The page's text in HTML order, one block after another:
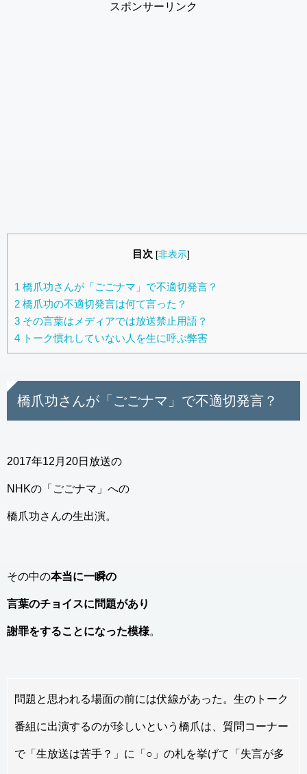
スポンサーリンク
目次 [非表示]
1 橋爪功さんが「ごごナマ」で不適切発言？
2 橋爪功の不適切発言は何て言った？
3 その言葉はメディアでは放送禁止用語？
4 トーク慣れしていない人を生に呼ぶ弊害
橋爪功さんが「ごごナマ」で不適切発言？
2017年12月20日放送の
NHKの「ごごナマ」への
橋爪功さんの生出演。
その中の本当に一瞬の
言葉のチョイスに問題があり
謝罪をすることになった模様。
問題と思われる場面の前には伏線があった。生のトーク
番組に出演するのが珍しいという橋爪は、質問コーナー
で「生放送は苦手？」に「○」の札を挙げて「失言が多